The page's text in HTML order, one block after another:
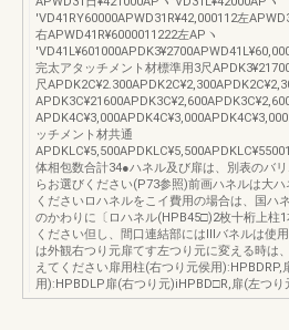
′VD41RY60000APWD31R¥42,000112左
右APWD41R¥6000011222左APヽ
完太アタッチメント材標準用3尺
尺
ッチメント材共通
体相包数合計34●ハネル及び扉は、別表のバ
らお選びください(P73参照)前画ハネルは大
くださいロハネルをこイ費用の場合は、国ハ
のかわりに〔ロハネル(HPB45□)2枚十桁上柱
ください但し、間口連結部にはlllバネルは使
は外観右つり元扉てす左つり元に変える時は
えてください扉用柱(右つり元侯用):HPBDRP,
用):HPBDLP扉(右つり元)iHPBD□R,扉(左つ